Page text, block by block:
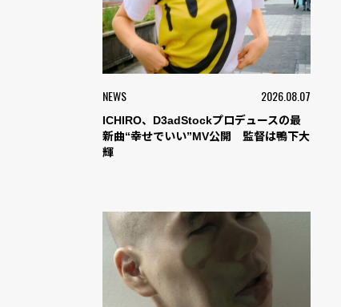
NEWS 2026.08.07
ICHIRO、D3adStockプロデュースの最
新曲“幸せでいい”MV公開 監督は鴨下大
輝